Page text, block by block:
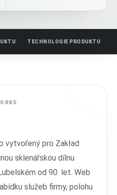
TECHNOLOGIE PRODUKTU
vytvořený pro Zakład
sklenářskou dílnu
od 90. let. Web
služeb firmy, polohu